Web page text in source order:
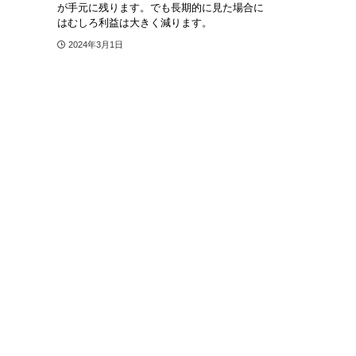
が手元に残ります。でも長期的に見た場合に
はむしろ利益は大きく減ります。
2024年3月1日